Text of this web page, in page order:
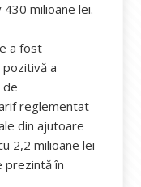
milioane lei.
a fost
a
de
reglementat
din ajutoare
2,2 milioane lei
prezintă în